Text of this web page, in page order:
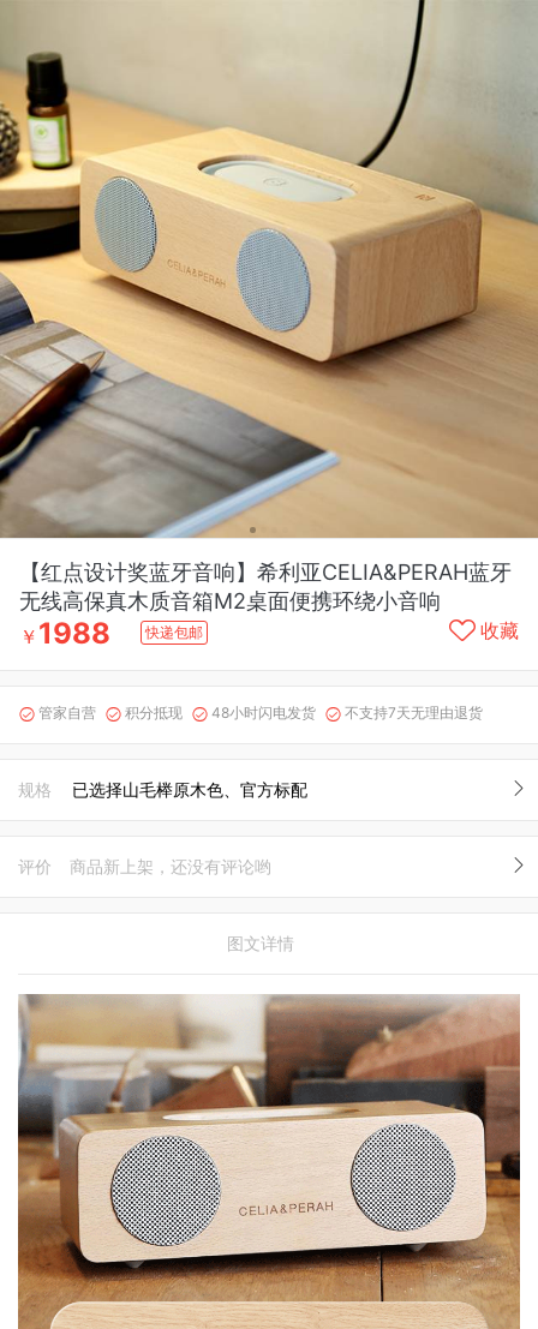
【红点设计奖蓝牙音响】希利亚CELIA&PERAH蓝牙
无线高保真木质音箱M2桌面便携环绕小音响
￥ 1988 快递包邮 收藏
 管家自营  积分抵现  48小时闪电发货  不支持7天无理由退货
规格 已选择山毛榉原木色、官方标配
评价 商品新上架，还没有评论哟
图文详情